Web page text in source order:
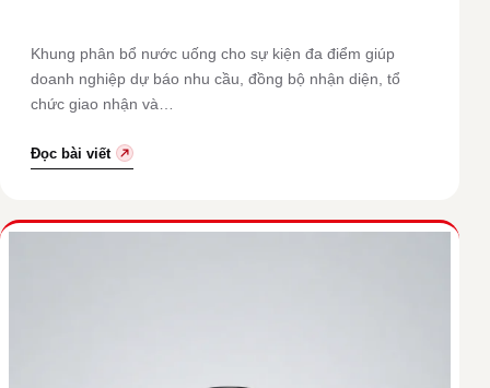
Khung phân bổ nước uống cho sự kiện đa điểm giúp
doanh nghiệp dự báo nhu cầu, đồng bộ nhận diện, tổ
chức giao nhận và…
Đọc bài viết